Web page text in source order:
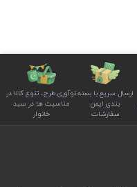
ارسال سریع با بسته
بندی ایمن
سفارشات
نوآوری طرح، تنوع کالا در
مناسبت ها در سبد
خانوار